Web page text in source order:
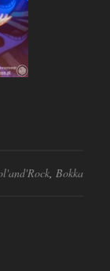
, Bokka